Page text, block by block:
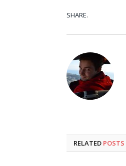
SHARE.
RELATED POSTS